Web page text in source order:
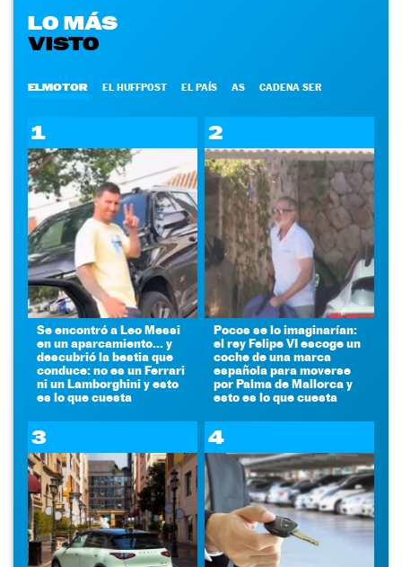
LO MÁS
VISTO
ELMOTOR EL HUFFPOST EL PAÍS AS CADENA SER
1
Se encontró a Leo Messi
en un aparcamiento... y
descubrió la bestia que
conduce: no es un Ferrari
ni un Lamborghini y esto
es lo que cuesta
2
Pocos se lo imaginarían:
el rey Felipe VI escoge un
coche de una marca
española para moverse
por Palma de Mallorca y
esto es lo que cuesta
3 4